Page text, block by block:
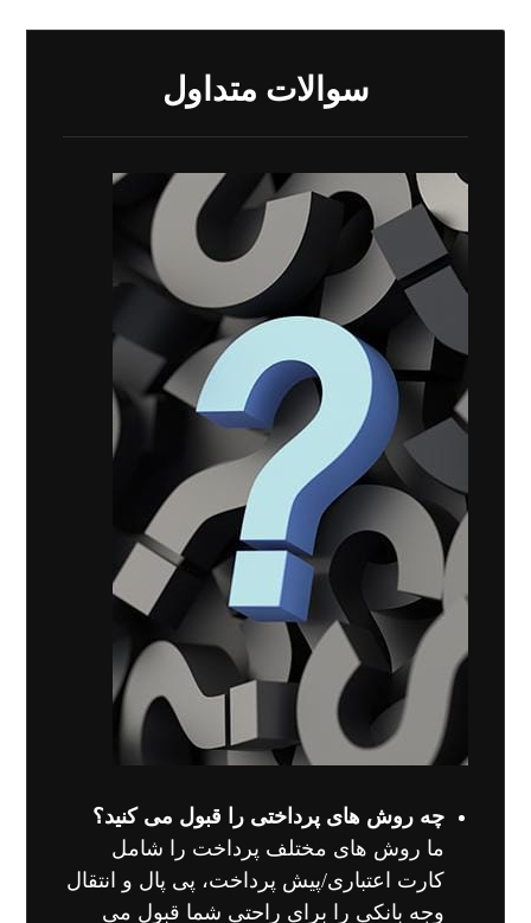
سوالات متداول
چه روش های پرداختی را قبول می کنید؟
ما روش های مختلف پرداخت را شامل
کارت اعتباری/پیش پرداخت، پی پال و انتقال
وجه بانکی را برای راحتی شما قبول می